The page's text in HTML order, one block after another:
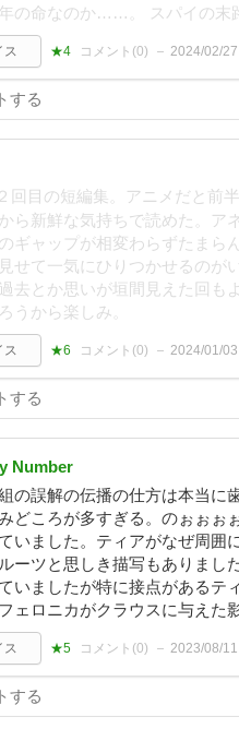
の命なのか……。 スパイの末
ス ★4 コメント(0) 2024/02/27
２回目の短編集。アニメだと前
ら新鮮な気持ちで読めた。ア
ギャップが相変わらずたまら
せて一気にひりつかせるのが
去とか思いが垣間見えた回も
うから楽しみ。
ス ★6 コメント(0) 2024/01/03
Number
の誤解の伝播の仕方は本当に
どころが多すぎる。のぉぉぉ
いました。ティアがなぜ周囲
ーツと思しき描写もありまし
いましたが特に接点があるテ
ェロニカがクラウスに与えた
ス ★5 コメント(0) 2023/08/11